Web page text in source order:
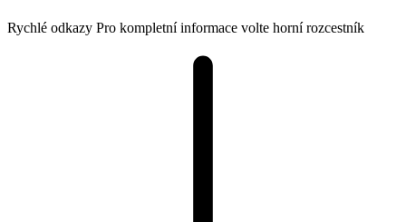
Rychlé odkazy Pro kompletní informace volte horní rozcestník